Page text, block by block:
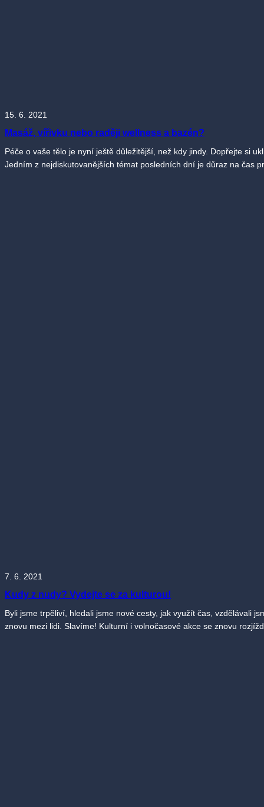
15. 6. 2021
Masáž, vířivku nebo raději wellness a bazén?
Péče o vaše tělo je nyní ještě důležitější, než kdy jindy. Dopřejte si
Jedním z nejdiskutovanějších témat posledních dní je důraz na čas
7. 6. 2021
Kudy z nudy? Vydejte se za kulturou!
Byli jsme trpěliví, hledali jsme nové cesty, jak využít čas, vzdělávali
znovu mezi lidi. Slavíme! Kulturní i volnočasové akce se znovu